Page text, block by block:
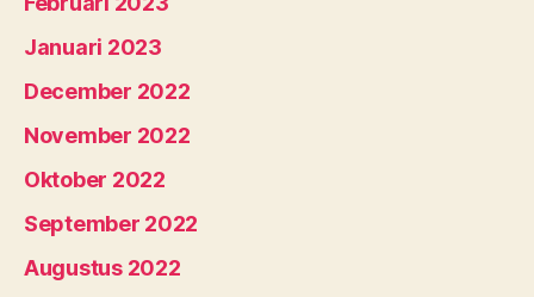
Januari 2023
December 2022
November 2022
Oktober 2022
September 2022
Augustus 2022